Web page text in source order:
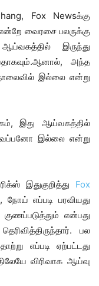
Fox Newsக்கு
வைரசை பலருக்கு
இருந்து
அந்த
இல்லை என்று
இது ஆய்வகத்தில்
இல்லை என்று
இதுகுறித்து Fox
நோய் எப்படி பரவியது
என்பது
பல
எப்படி ஏற்பட்டது
விரிவாக ஆய்வு